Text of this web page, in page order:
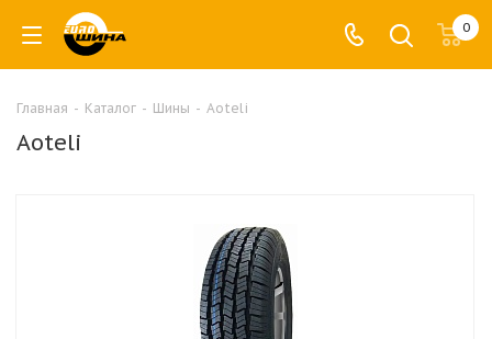
0
Главная - Каталог - Шины - Aoteli
Aoteli